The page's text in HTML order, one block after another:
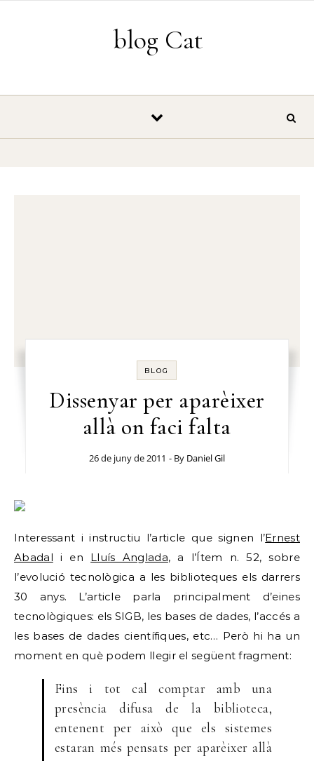
blog Cat
BLOG
Dissenyar per aparèixer
allà on faci falta
26 de juny de 2011 - By Daniel Gil
Interessant i instructiu l’article que signen l’Ernest
Abadal i en Lluís Anglada, a l’Ítem n. 52, sobre
l’evolució tecnològica a les biblioteques els darrers
30 anys. L’article parla principalment d’eines
tecnològiques: els SIGB, les bases de dades, l’accés a
les bases de dades científiques, etc… Però hi ha un
moment en què podem llegir el següent fragment:
Fins i tot cal comptar amb una
presència difusa de la biblioteca,
entenent per això que els sistemes
estaran més pensats per aparèixer allà